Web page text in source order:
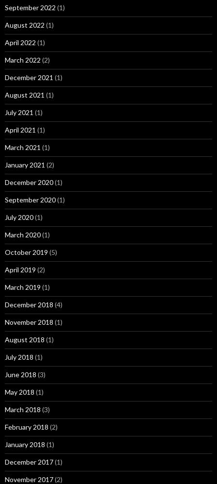
September 2022 (1)
August 2022 (1)
April 2022 (1)
March 2022 (2)
December 2021 (1)
August 2021 (1)
July 2021 (1)
April 2021 (1)
March 2021 (1)
January 2021 (2)
December 2020(1)
September 2020(1)
July 2020(1)
March 2020(1)
October 2019 (5)
April 2019 (2)
March 2019 (1)
December 2018 (4)
November 2018 (1)
August 2018 (1)
July 2018 (1)
June 2018 (3)
May 2018 (1)
March 2018 (3)
February 2018 (2)
January 2018 (1)
December 2017(1)
November 2017(2)